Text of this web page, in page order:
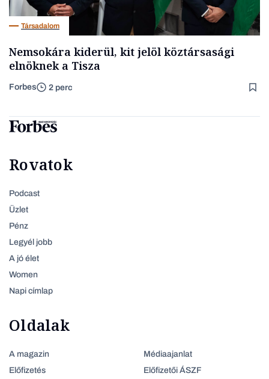
Társadalom
Nemsokára kiderül, kit jelöl köztársasági
elnöknek a Tisza
Forbes 2 perc
Rovatok
Podcast
Üzlet
Pénz
Legyél jobb
A jó élet
Women
Napi címlap
Oldalak
A magazin
Előfizetés
Médiaajanlat
Előfizetői ÁSZF